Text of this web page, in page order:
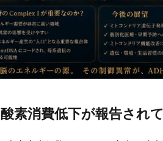
素消費低下が報告され